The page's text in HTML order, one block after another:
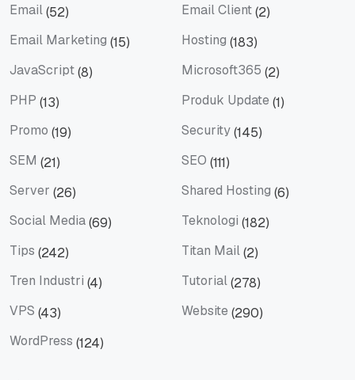
Email(52) Email Client(2)
Email Marketing (15) Hosting (183)
JavaScript(8) Microsoft365 (2)
PHP (13) Produk Update (1)
Promo (19) Security(145)
SEM (21) SEO (111)
Server (26) Shared Hosting (6)
Social Media(69) Teknologi (182)
Tips (242) Titan Mail(2)
Tren Industri (4) Tutorial(278)
VPS (43) Website (290)
WordPress (124)